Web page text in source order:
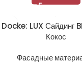
Docke: LUX Сайдинг
Кокос
Фасадные